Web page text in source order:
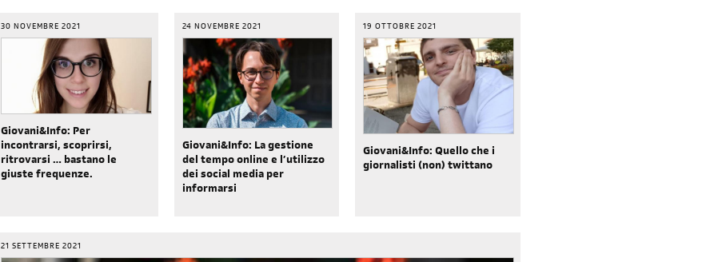
30 NOVEMBRE 2021
Giovani&Info: Per
incontrarsi, scoprirsi,
ritrovarsi … bastano le
giuste frequenze.
24 NOVEMBRE 2021
Giovani&Info: La gestione
del tempo online e l’utilizzo
dei social media per
informarsi
19 OTTOBRE 2021
Giovani&Info: Quello che i
giornalisti (non) twittano
21 SETTEMBRE 2021